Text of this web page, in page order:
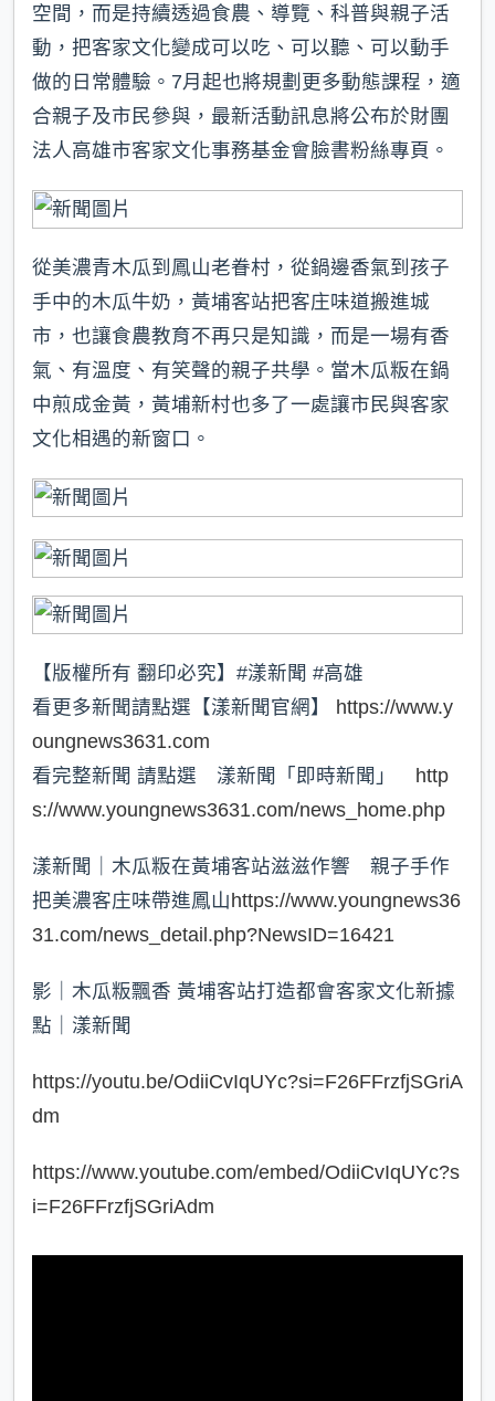
空間，而是持續透過食農、導覽、科普與親子活
動，把客家文化變成可以吃、可以聽、可以動手
做的日常體驗。7月起也將規劃更多動態課程，適
合親子及市民參與，最新活動訊息將公布於財團
法人高雄市客家文化事務基金會臉書粉絲專頁。
從美濃青木瓜到鳳山老眷村，從鍋邊香氣到孩子
手中的木瓜牛奶，黃埔客站把客庄味道搬進城
市，也讓食農教育不再只是知識，而是一場有香
氣、有溫度、有笑聲的親子共學。當木瓜粄在鍋
中煎成金黃，黃埔新村也多了一處讓市民與客家
文化相遇的新窗口。
【版權所有 翻印必究】#漾新聞 #高雄
看更多新聞請點選【漾新聞官網】 https://www.y
oungnews3631.com
看完整新聞 請點選 漾新聞「即時新聞」 http
s://www.youngnews3631.com/news_home.php
漾新聞｜木瓜粄在黃埔客站滋滋作響 親子手作
把美濃客庄味帶進鳳山https://www.youngnews36
31.com/news_detail.php?NewsID=16421
影｜木瓜粄飄香 黃埔客站打造都會客家文化新據
點｜漾新聞
https://youtu.be/OdiiCvIqUYc?si=F26FFrzfjSGriA
dm
https://www.youtube.com/embed/OdiiCvIqUYc?s
i=F26FFrzfjSGriAdm